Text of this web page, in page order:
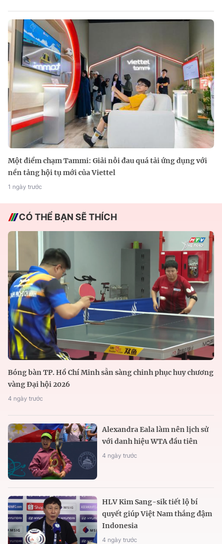
Một điểm chạm Tammi: Giải nỗi đau quá tải ứng dụng với
nền tảng hội tụ mới của Viettel
1 ngày trước
CÓ THỂ BẠN SẼ THÍCH
Bóng bàn TP. Hồ Chí Minh sẵn sàng chinh phục huy chương
vàng Đại hội 2026
4 ngày trước
Alexandra Eala làm nên lịch sử
với danh hiệu WTA đầu tiên
4 ngày trước
HLV Kim Sang-sik tiết lộ bí
quyết giúp Việt Nam thắng đậm
Indonesia
4 ngày trước